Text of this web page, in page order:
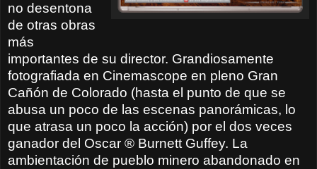
no desentona
de otras obras
más
importantes de su director. Grandiosamente
fotografiada en Cinemascope en pleno Gran
Cañón de Colorado (hasta el punto de que se
abusa un poco de las escenas panorámicas, lo
que atrasa un poco la acción) por el dos veces
ganador del Oscar ® Burnett Guffey. La
ambientación de pueblo minero abandonado en